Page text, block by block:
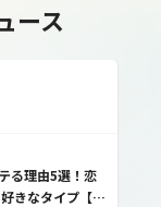
ース
る理由5選！恋
きなタイプ【男